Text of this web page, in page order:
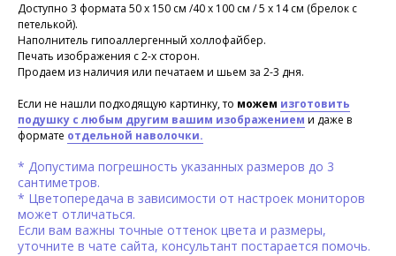
Доступно 3 формата 50 х 150 см /40 х 100 см / 5 х 14 см (брелок с
петелькой).
Наполнитель гипоаллергенный холлофайбер.
Печать изображения с 2-х сторон.
Продаем из наличия или печатаем и шьем за 2-3 дня.
Если не нашли подходящую картинку, то можем изготовить
подушку с любым другим вашим изображением и даже в
формате отдельной наволочки.
* Допустима погрешность указанных размеров до 3
сантиметров.
* Цветопередача в зависимости от настроек мониторов
может отличаться.
Если вам важны точные оттенок цвета и размеры,
уточните в чате сайта, консультант постарается помочь.